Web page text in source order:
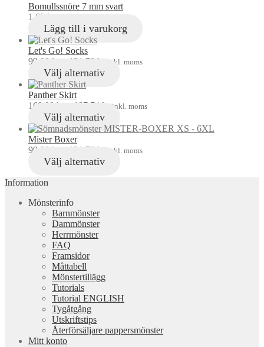
Bomullssnöre 7 mm svart
1,60 kr
Lägg till i varukorg
Let's Go! Socks
99,00 kr 121,70 kr inkl. moms
Välj alternativ
Panther Skirt
169,00 kr 187,74 kr inkl. moms
Välj alternativ
Mister Boxer
99,00 kr 121,70 kr inkl. moms
Välj alternativ
Information
Mönsterinfo
Barnmönster
Dammönster
Herrmönster
FAQ
Framsidor
Måttabell
Mönstertillägg
Tutorials
Tutorial ENGLISH
Tygåtgång
Utskriftstips
Återförsäljare pappersmönster
Mitt konto